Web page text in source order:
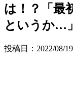
は！？「最
というか…」
投稿日：2022/08/